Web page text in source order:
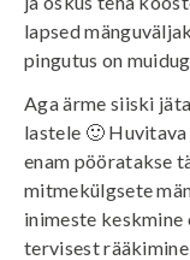
lapsed
pingutus on
Aga ärme siiski
lastele 🙂
enam pööratakse
mitmekülgsete
inimeste keskmine
tervisest